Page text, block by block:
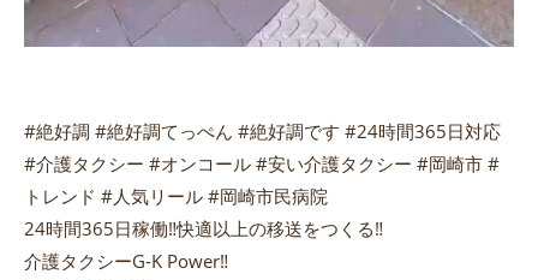
#絶好調 #絶好調てっぺん #絶好調です #24時間365日対応
#介護タクシー #オンコール #安い介護タクシー #岡崎市 #
トレンド #人気リール #岡崎市民病院
24時間365日稼働‼️快適以上の移送をつくる‼️
介護タクシーG-K Power‼️